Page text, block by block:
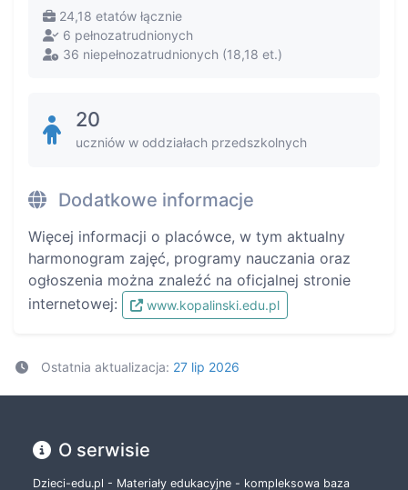
24,18 etatów łącznie
6 pełnozatrudnionych
36 niepełnozatrudnionych (18,18 et.)
20
uczniów w oddziałach przedszkolnych
Dodatkowe informacje
Więcej informacji o placówce, w tym aktualny
harmonogram zajęć, programy nauczania oraz
ogłoszenia można znaleźć na oficjalnej stronie
internetowej:
www.kopalinski.edu.pl
Ostatnia aktualizacja: 27 lip 2026
O serwisie
Dzieci-edu.pl - Materiały edukacyjne - kompleksowa baza